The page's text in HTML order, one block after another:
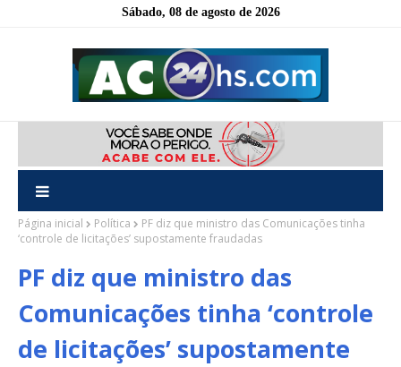
Sábado, 08 de agosto de 2026
Página inicial Política
PF diz que ministro das Comunicações tinha
‘controle de licitações’ supostamente fraudadas
PF diz que ministro das
Comunicações tinha ‘controle
de licitações’ supostamente